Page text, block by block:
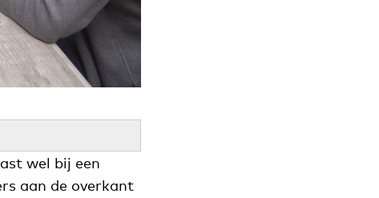
wel bij een
aan de overkant